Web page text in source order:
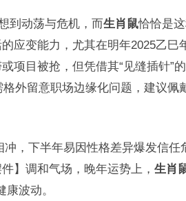
到动荡与危机，而生肖鼠恰恰是
应变能力，尤其在明年2025乙巳
项目被抢，但凭借其“见缝插针”
外留意职场边缘化问题，建议佩
冲，下半年易因性格差异爆发信
】调和气场，晚年运势上， 生肖
波动。